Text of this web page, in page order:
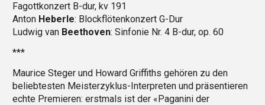
Fagottkonzert B-dur, kv 191
Anton Heberle: Blockflötenkonzert G-Dur
Ludwig van Beethoven: Sinfonie Nr. 4 B-dur, op. 60
***
Maurice Steger und Howard Griffiths gehören zu den
beliebtesten Meisterzyklus-Interpreten und präsentieren
echte Premieren: erstmals ist der «Paganini der